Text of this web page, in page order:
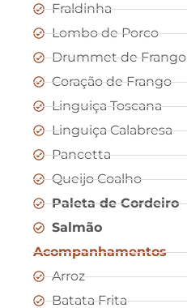
Fraldinha
Lombo de Porco
Drummet de Frango
Coração de Frango
Linguiça Toscana
Linguiça Calabresa
Pancetta
Queijo Coalho
Paleta de Cordeiro
Salmão
Acompanhamentos
Arroz
Batata Frita